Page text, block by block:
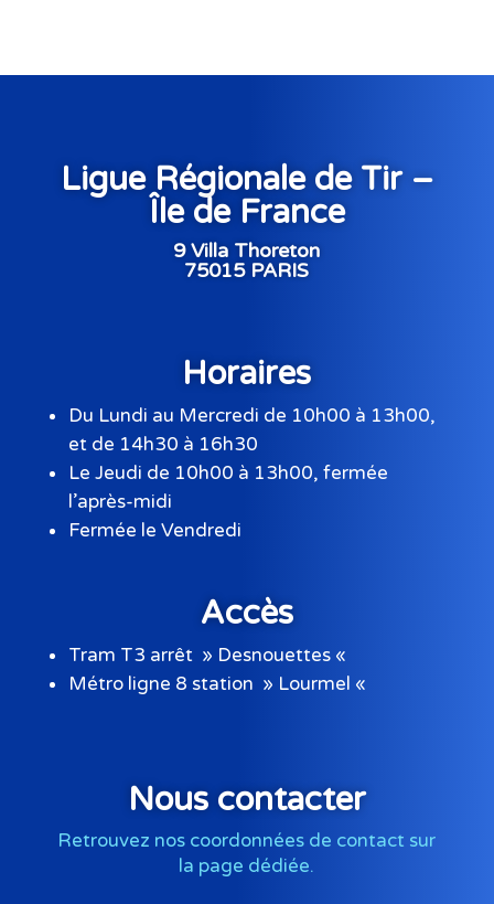
Ligue Régionale de Tir –
Île de France
9 Villa Thoreton
75015 PARIS
Horaires
Du Lundi au Mercredi de 10h00 à 13h00,
et de 14h30 à 16h30
Le Jeudi de 10h00 à 13h00, fermée
l’après-midi
Fermée le Vendredi
Accès
Tram T3 arrêt » Desnouettes «
Métro ligne 8 station » Lourmel «
Nous contacter
Retrouvez nos coordonnées de contact sur
la page dédiée.